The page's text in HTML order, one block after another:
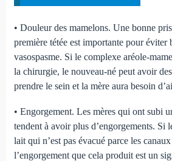
• Douleur des mamelons. Une bonne
première tétée est importante pour éviter
vasospasme. Si le complexe aréole-
la chirurgie, le nouveau-né peut avoir
prendre le sein et la mère aura besoin
• Engorgement. Les mères qui ont subi
tendent à avoir plus d’engorgements. Si
lait qui n’est pas évacué parce les
l’engorgement que cela produit est un